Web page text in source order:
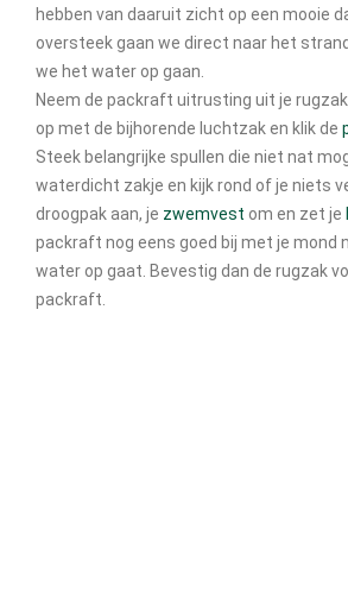
hebben van daaruit zicht op een mooie
oversteek gaan we direct naar het
we het water op gaan.
Neem de packraft uitrusting uit je
op met de bijhorende luchtzak en klik de
Steek belangrijke spullen die niet nat
waterdicht zakje en kijk rond of je niets
droogpak aan, je zwemvest om en zet je
packraft nog eens goed bij met je mond
water op gaat. Bevestig dan de rugzak
packraft.